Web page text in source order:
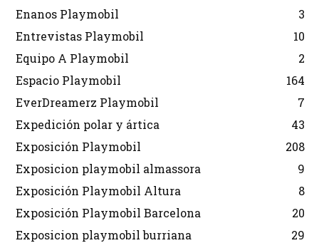
Enanos Playmobil
3
Entrevistas Playmobil
10
Equipo A Playmobil
2
Espacio Playmobil
164
EverDreamerz Playmobil
7
Expedición polar y ártica
43
Exposición Playmobil
208
Exposicion playmobil almassora
9
Exposición Playmobil Altura
8
Exposición Playmobil Barcelona
20
Exposicion playmobil burriana
29